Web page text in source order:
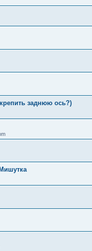
заднюю ось?)